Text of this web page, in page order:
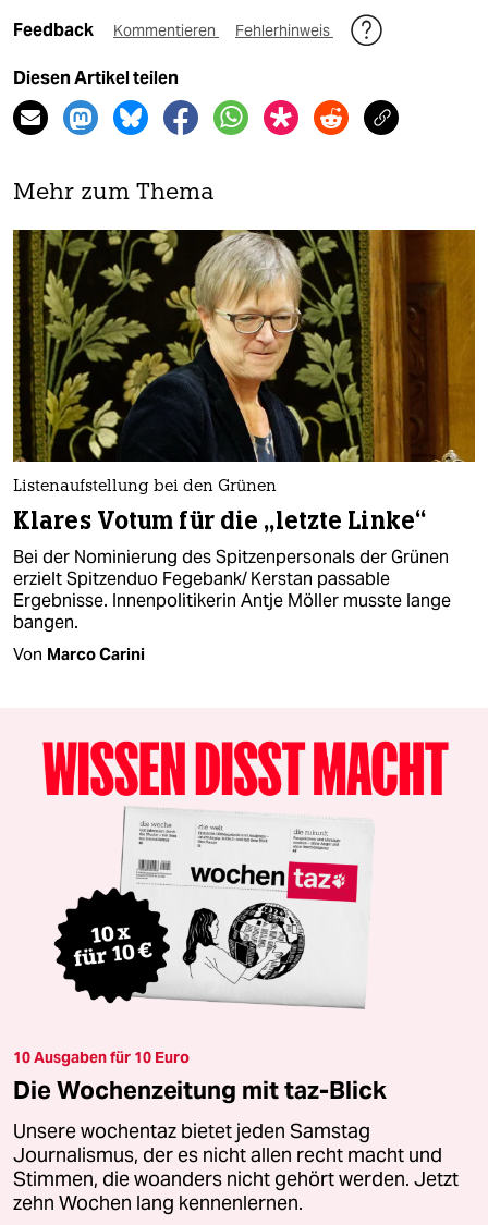
Feedback Kommentieren Fehlerhinweis
Diesen Artikel teilen
Mehr zum Thema
Listenaufstellung bei den Grünen
Klares Votum für die „letzte Linke“
Bei der Nominierung des Spitzenpersonals der Grünen
erzielt Spitzenduo Fegebank/ Kerstan passable
Ergebnisse. Innenpolitikerin Antje Möller musste lange
bangen.
Von Marco Carini
10 Ausgaben für 10 Euro
Die Wochenzeitung mit taz-Blick
Unsere wochentaz bietet jeden Samstag
Journalismus, der es nicht allen recht macht und
Stimmen, die woanders nicht gehört werden. Jetzt
zehn Wochen lang kennenlernen.